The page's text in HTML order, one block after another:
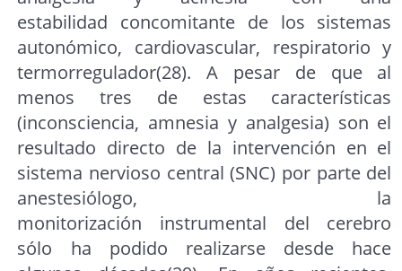
estabilidad concomitante de los sistemas
autonómico, cardiovascular, respiratorio y
termorregulador(28). A pesar de que al
menos tres de estas características
(inconsciencia, amnesia y analgesia) son el
resultado directo de la intervención en el
sistema nervioso central (SNC) por parte del
anestesiólogo, la
monitorización instrumental del cerebro
sólo ha podido realizarse desde hace